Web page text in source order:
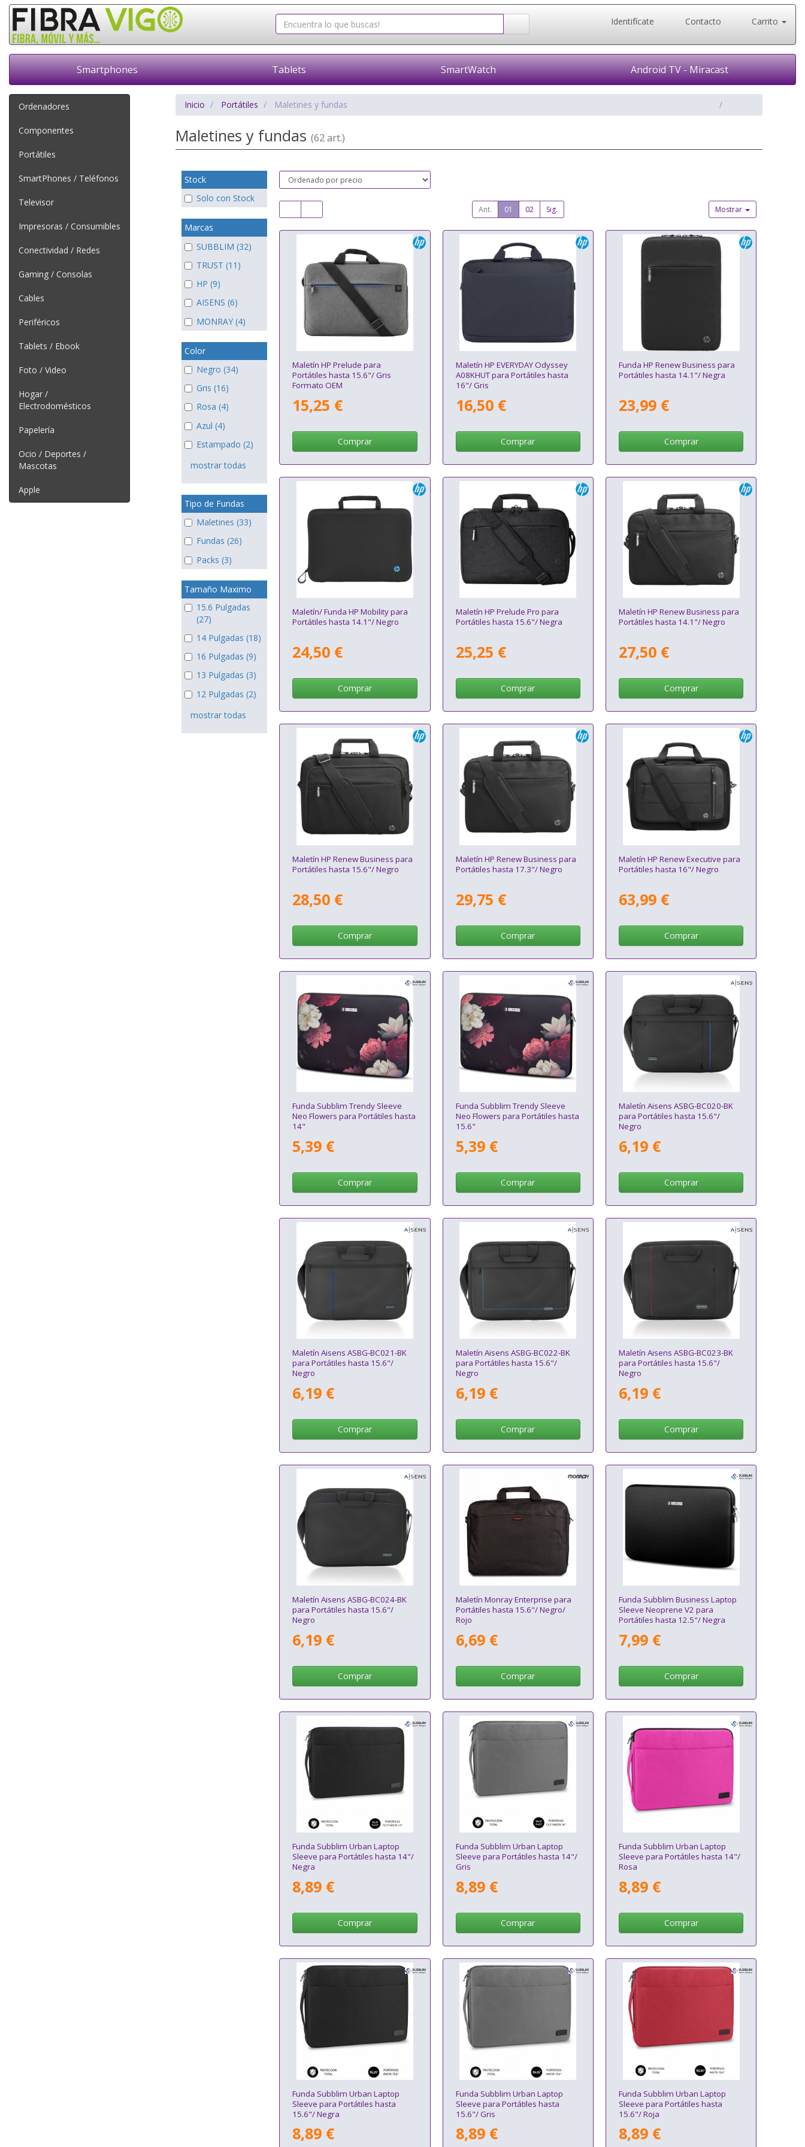
Identifícate Contacto Carrito
Smartphones Tablets SmartWatch Android TV - Miracast
Ordenadores
Componentes
Portátiles
SmartPhones / Teléfonos
Televisor
Impresoras / Consumibles
Conectividad / Redes
Gaming / Consolas
Cables
Periféricos
Tablets / Ebook
Foto / Video
Hogar /
Electrodomésticos
Papelería
Ocio / Deportes /
Mascotas
Apple
Inicio Portátiles Maletines y fundas
Maletines y fundas (62 art.)
Stock
Solo con Stock
Marcas
SUBBLIM (32)
TRUST (11)
HP (9)
AISENS (6)
MONRAY (4)
Color
Negro (34)
Gris (16)
Rosa (4)
Azul (4)
Estampado (2)
mostrar todas
Tipo de Fundas
Maletines (33)
Fundas (26)
Packs (3)
Tamaño Maximo
15.6 Pulgadas
(27)
14 Pulgadas (18)
16 Pulgadas (9)
13 Pulgadas (3)
12 Pulgadas (2)
mostrar todas
Ant. 01 02 Sig. Mostrar
Maletín HP Prelude para
Portátiles hasta 15.6"/ Gris
Formato OEM
15,25 €
Comprar
Maletín HP EVERYDAY Odyssey
A08KHUT para Portátiles hasta
16"/ Gris
16,50 €
Comprar
Funda HP Renew Business para
Portátiles hasta 14.1"/ Negra
23,99 €
Comprar
Maletín/ Funda HP Mobility para
Portátiles hasta 14.1"/ Negro
24,50 €
Comprar
Maletín HP Prelude Pro para
Portátiles hasta 15.6"/ Negra
25,25 €
Comprar
Maletín HP Renew Business para
Portátiles hasta 14.1"/ Negro
27,50 €
Comprar
Maletín HP Renew Business para
Portátiles hasta 15.6"/ Negro
28,50 €
Comprar
Maletín HP Renew Business para
Portátiles hasta 17.3"/ Negro
29,75 €
Comprar
Maletín HP Renew Executive para
Portátiles hasta 16"/ Negro
63,99 €
Comprar
Funda Subblim Trendy Sleeve
Neo Flowers para Portátiles hasta
14"
5,39 €
Comprar
Funda Subblim Trendy Sleeve
Neo Flowers para Portátiles hasta
15.6"
5,39 €
Comprar
Maletín Aisens ASBG-BC020-BK
para Portátiles hasta 15.6"/
Negro
6,19 €
Comprar
Maletín Aisens ASBG-BC021-BK
para Portátiles hasta 15.6"/
Negro
6,19 €
Comprar
Maletín Aisens ASBG-BC022-BK
para Portátiles hasta 15.6"/
Negro
6,19 €
Comprar
Maletín Aisens ASBG-BC023-BK
para Portátiles hasta 15.6"/
Negro
6,19 €
Comprar
Maletín Aisens ASBG-BC024-BK
para Portátiles hasta 15.6"/
Negro
6,19 €
Comprar
Maletín Monray Enterprise para
Portátiles hasta 15.6"/ Negro/
Rojo
6,69 €
Comprar
Funda Subblim Business Laptop
Sleeve Neoprene V2 para
Portátiles hasta 12.5"/ Negra
7,99 €
Comprar
Funda Subblim Urban Laptop
Sleeve para Portátiles hasta 14"/
Negra
8,89 €
Comprar
Funda Subblim Urban Laptop
Sleeve para Portátiles hasta 14"/
Gris
8,89 €
Comprar
Funda Subblim Urban Laptop
Sleeve para Portátiles hasta 14"/
Rosa
8,89 €
Comprar
Funda Subblim Urban Laptop
Sleeve para Portátiles hasta
15.6"/ Negra
8,89 €
Funda Subblim Urban Laptop
Sleeve para Portátiles hasta
15.6"/ Gris
8,89 €
Funda Subblim Urban Laptop
Sleeve para Portátiles hasta
15.6"/ Roja
8,89 €